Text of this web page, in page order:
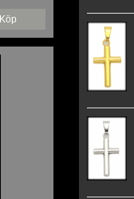
Köp